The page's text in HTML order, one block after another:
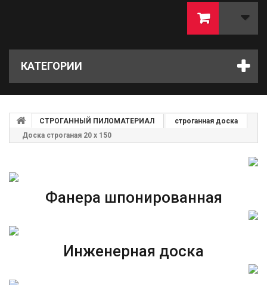
КАТЕГОРИИ
СТРОГАННЫЙ ПИЛОМАТЕРИАЛ
строганная доска
Доска строганая 20 х 150
Фанера шпонированная
Инженерная доска